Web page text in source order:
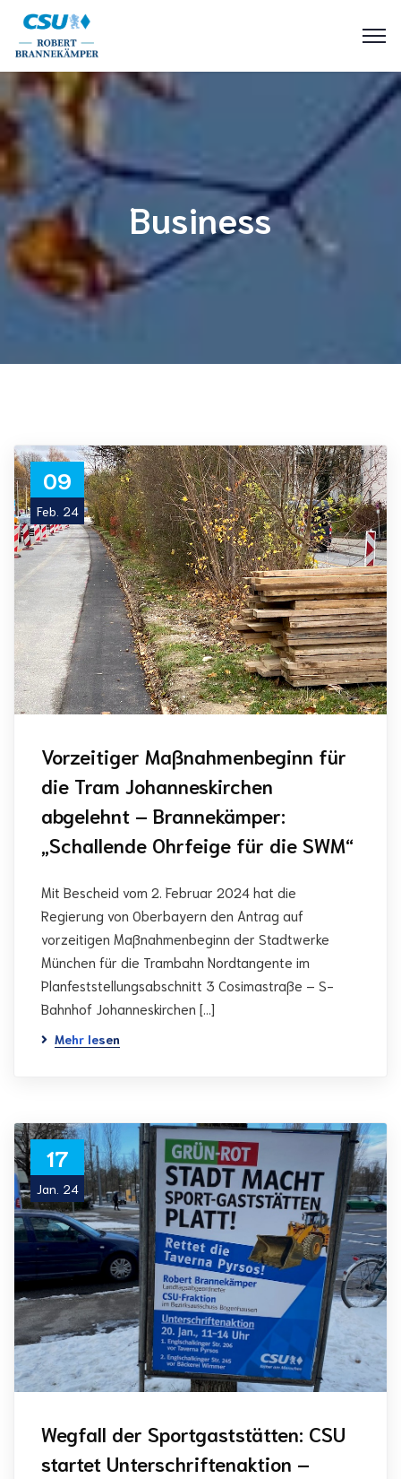
Business
09
Feb. 24
Vorzeitiger Maßnahmenbeginn für
die Tram Johanneskirchen
abgelehnt – Brannekämper:
„Schallende Ohrfeige für die SWM“
Mit Bescheid vom 2. Februar 2024 hat die
Regierung von Oberbayern den Antrag auf
vorzeitigen Maßnahmenbeginn der Stadtwerke
München für die Trambahn Nordtangente im
Planfeststellungsabschnitt 3 Cosimastraße – S-
Bahnhof Johanneskirchen […]
Mehr lesen
17
Jan. 24
Wegfall der Sportgaststätten: CSU
startet Unterschriftenaktion –